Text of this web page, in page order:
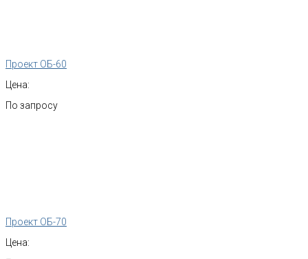
Проект ОБ-60
Цена:
По запросу
Проект ОБ-70
Цена: